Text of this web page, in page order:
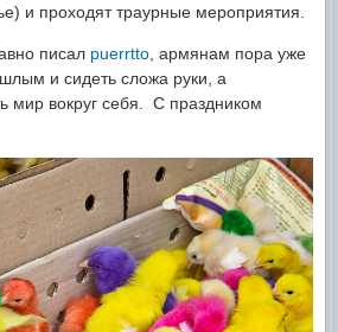
и проходят траурные мероприятия.
писал puerrtto , армянам пора уже
и сидеть сложа руки, а
мир вокруг себя. C праздником